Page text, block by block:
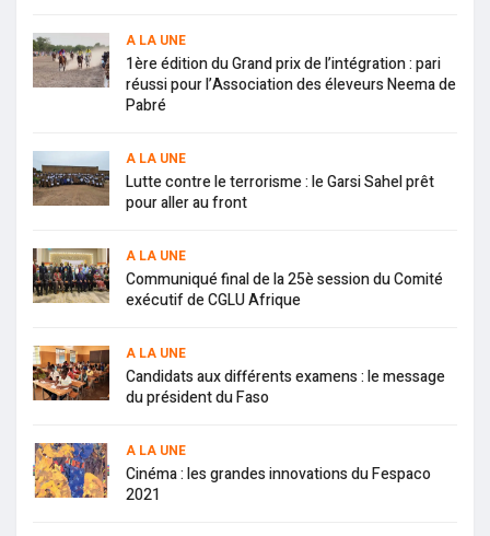
A LA UNE
1ère édition du Grand prix de l’intégration : pari
réussi pour l’Association des éleveurs Neema de
Pabré
A LA UNE
Lutte contre le terrorisme : le Garsi Sahel prêt
pour aller au front
A LA UNE
Communiqué final de la 25è session du Comité
exécutif de CGLU Afrique
A LA UNE
Candidats aux différents examens : le message
du président du Faso
A LA UNE
Cinéma : les grandes innovations du Fespaco
2021